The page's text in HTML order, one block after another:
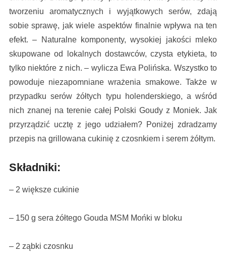
tworzeniu aromatycznych i wyjątkowych serów, zdają
sobie sprawę, jak wiele aspektów finalnie wpływa na ten
efekt. – Naturalne komponenty, wysokiej jakości mleko
skupowane od lokalnych dostawców, czysta etykieta, to
tylko niektóre z nich. – wylicza Ewa Polińska. Wszystko to
powoduje niezapomniane wrażenia smakowe. Także w
przypadku serów żółtych typu holenderskiego, a wśród
nich znanej na terenie całej Polski Goudy z Moniek. Jak
przyrządzić ucztę z jego udziałem? Poniżej zdradzamy
przepis na grillowana cukinię z czosnkiem i serem żółtym.
Składniki:
– 2 większe cukinie
– 150 g sera żółtego Gouda MSM Mońki w bloku
– 2 ząbki czosnku